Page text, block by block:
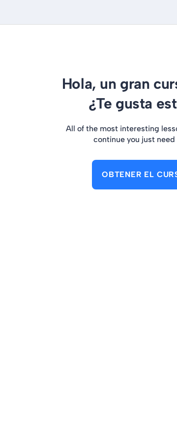
Hola, un gran
¿Te gusta
All of the most interesting
continue you just
OBTENER EL